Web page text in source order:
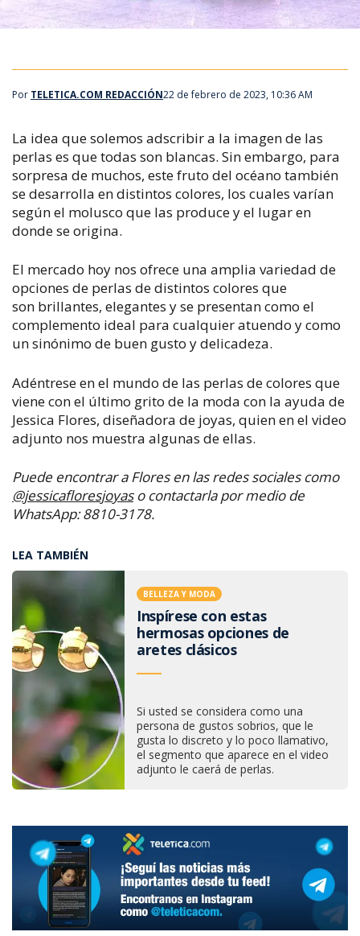
Por TELETICA.COM REDACCIÓN22 de febrero de 2023, 10:36 AM
La idea que solemos adscribir a la imagen de las
perlas es que todas son blancas. Sin embargo, para
sorpresa de muchos, este fruto del océano también
se desarrolla en distintos colores, los cuales varían
según el molusco que las produce y el lugar en
donde se origina.
El mercado hoy nos ofrece una amplia variedad de
opciones de perlas de distintos colores que
son brillantes, elegantes y se presentan como el
complemento ideal para cualquier atuendo y como
un sinónimo de buen gusto y delicadeza.
Adéntrese en el mundo de las perlas de colores que
viene con el último grito de la moda con la ayuda de
Jessica Flores, diseñadora de joyas, quien en el video
adjunto nos muestra algunas de ellas.
Puede encontrar a Flores en las redes sociales como
@jessicafloresjoyaso contactarla por medio de
WhatsApp: 8810-3178.
LEA TAMBIÉN
BELLEZA Y MODA
Inspírese con estas
hermosas opciones de
aretes clásicos
Si usted se considera como una
persona de gustos sobrios, que le
gusta lo discreto y lo poco llamativo,
el segmento que aparece en el video
adjunto le caerá de perlas.